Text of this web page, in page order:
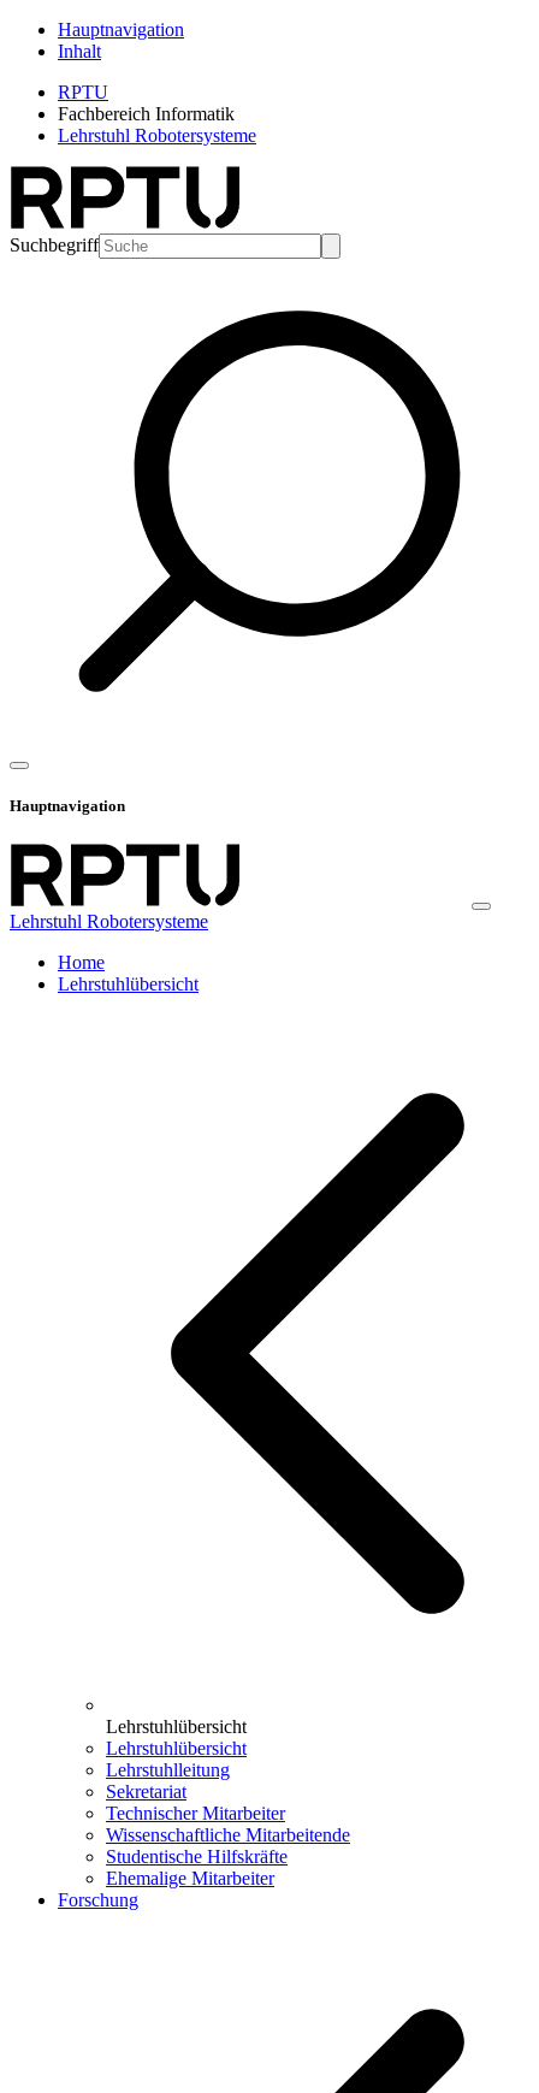
Hauptnavigation
Inhalt
RPTU
Fachbereich Informatik
Lehrstuhl Robotersysteme
Suchbegriff
Hauptnavigation
Lehrstuhl Robotersysteme
Home
Lehrstuhlübersicht
Lehrstuhlübersicht
Lehrstuhlübersicht
Lehrstuhlleitung
Sekretariat
Technischer Mitarbeiter
Wissenschaftliche Mitarbeitende
Studentische Hilfskräfte
Ehemalige Mitarbeiter
Forschung